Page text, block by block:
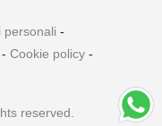
personali -
- Cookie policy -
reserved.